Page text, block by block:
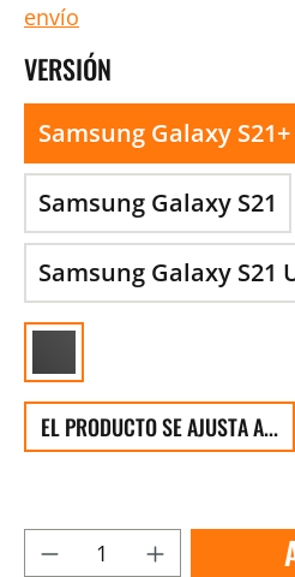
envío
VERSIÓN
Samsung Galaxy S21+
Samsung Galaxy S21
Samsung Galaxy S21
EL PRODUCTO SE AJUSTA A...